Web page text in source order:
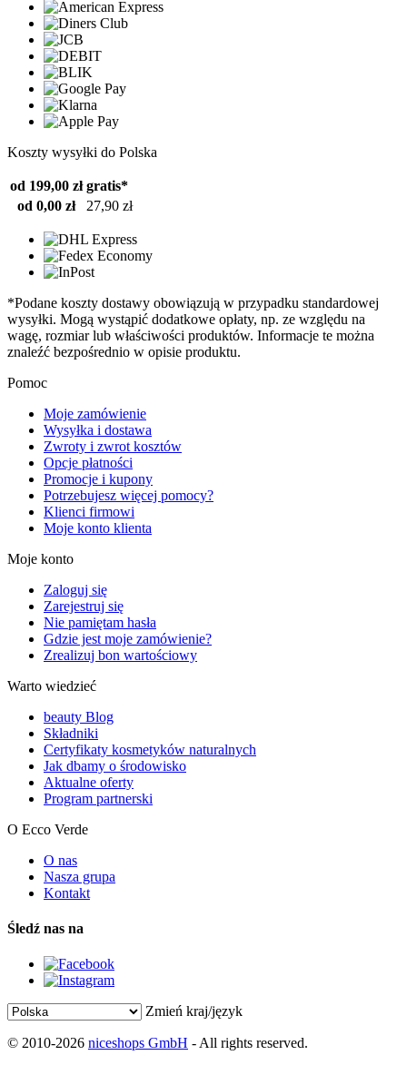
Koszty wysyłki do Polska
od 199,00 zł gratis*
od 0,00 zł
27,90 zł
*Podane koszty dostawy obowiązują w przypadku standardowej
wysyłki. Mogą wystąpić dodatkowe opłaty, np. ze względu na
wagę, rozmiar lub właściwości produktów. Informacje te można
znaleźć bezpośrednio w opisie produktu.
Pomoc
Moje zamówienie
Wysyłka i dostawa
Zwroty i zwrot kosztów
Opcje płatności
Promocje i kupony
Potrzebujesz więcej pomocy?
Klienci firmowi
Moje konto klienta
Moje konto
Zaloguj się
Zarejestruj się
Nie pamiętam hasła
Gdzie jest moje zamówienie?
Zrealizuj bon wartościowy
Warto wiedzieć
beauty Blog
Składniki
Certyfikaty kosmetyków naturalnych
Jak dbamy o środowisko
Aktualne oferty
Program partnerski
O Ecco Verde
O nas
Nasza grupa
Kontakt
Śledź nas na
Zmień kraj/język
© 2010-2026 niceshops GmbH - All rights reserved.